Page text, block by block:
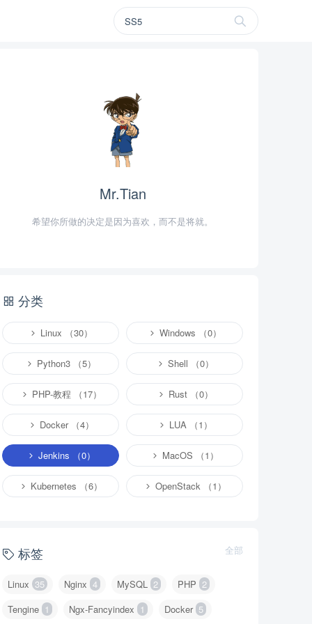
Mr.Tian
希望你所做的决定是因为喜欢，而不是将就。
分类
Linux （30） Windows （0）
Python3 （5） Shell （0）
PHP-教程 （17） Rust （0）
Docker （4） LUA （1）
Jenkins （0） MacOS （1）
Kubernetes （6） OpenStack （1）
标签 全部
Linux 35 Nginx 4 MySQL 2 PHP 2
Tengine 1 Ngx-Fancyindex 1 Docker 5